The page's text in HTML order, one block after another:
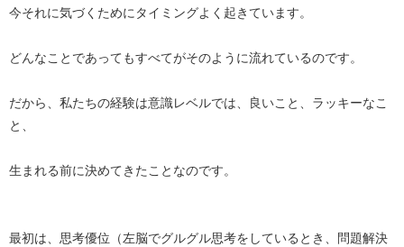
今それに気づくためにタイミングよく起きています。
どんなことであってもすべてがそのように流れているのです。
だから、私たちの経験は意識レベルでは、良いこと、ラッキーなこ
と、
生まれる前に決めてきたことなのです。
最初は、思考優位（左脳でグルグル思考をしているとき、問題解決